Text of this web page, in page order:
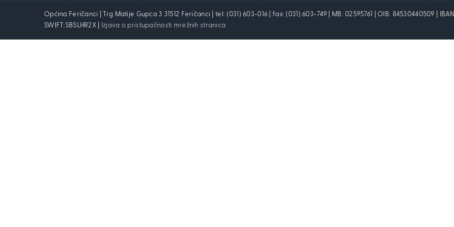
Općina Feričanci | Trg Matije Gupca 3 31512 Feričanci | tel: (031) 603-016 | fax: (031) 603-749 | MB: 02595761 | OIB: 84530440509 |
SWIFT:SBSLHR2X |
Izjava o pristupačnosti mrežnih stranica